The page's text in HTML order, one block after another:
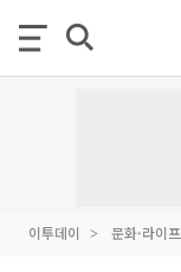
이투데이 문화·라이프